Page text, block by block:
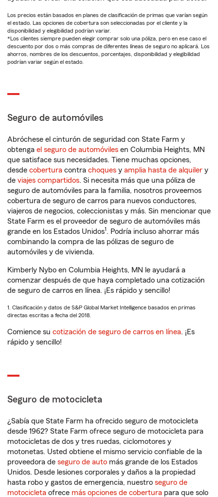
Los precios están basados en planes de clasificación de primas que varían según
el estado. Las opciones de cobertura son seleccionadas por el cliente y la
disponibilidad y elegibilidad podrían variar.
*Los clientes siempre pueden elegir comprar solo una póliza, pero en ese caso el
descuento por dos o más compras de diferentes líneas de seguro no aplicará. Los
ahorros, nombres de los descuentos, porcentajes, disponibilidad y elegibilidad
podrían variar según el estado.
Seguro de automóviles
Abróchese el cinturón de seguridad con State Farm y
obtenga el seguro de automóviles en Columbia Heights, MN
que satisface sus necesidades. Tiene muchas opciones,
desde cobertura contra choques y amplia hasta de alquiler y
de viajes compartidos. Si necesita más que una póliza de
seguro de automóviles para la familia, nosotros proveemos
cobertura de seguro de carros para nuevos conductores,
viajeros de negocios, coleccionistas y más. Sin mencionar que
State Farm es el proveedor de seguro de automóviles más
grande en los Estados Unidos1. Podría incluso ahorrar más
combinando la compra de las pólizas de seguro de
automóviles y de vivienda.
Kimberly Nybo en Columbia Heights, MN le ayudará a
comenzar después de que haya completado una cotización
de seguro de carros en línea. ¡Es rápido y sencillo!
1. Clasificación y datos de S&P Global Market Intelligence basados en primas
directas escritas a fecha del 2018.
Comience su cotización de seguro de carros en línea. ¡Es
rápido y sencillo!
Seguro de motocicleta
¿Sabía que State Farm ha ofrecido seguro de motocicleta
desde 1962? State Farm ofrece seguro de motocicleta para
motocicletas de dos y tres ruedas, ciclomotores y
motonetas. Usted obtiene el mismo servicio confiable de la
proveedora de seguro de auto más grande de los Estados
Unidos. Desde lesiones corporales y daños a la propiedad
hasta robo y gastos de emergencia, nuestro seguro de
motocicleta ofrece más opciones de cobertura para que solo